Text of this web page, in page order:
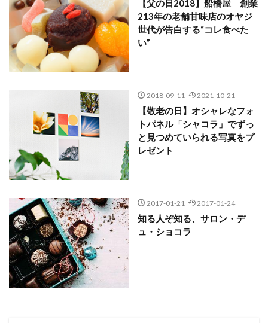
【父の日2018】船橋屋 創業
213年の老舗甘味店のオヤジ
世代が告白する“コレ食べた
い”
2018-09-11 2021-10-21
【敬老の日】オシャレなフォ
トパネル「シャコラ」でずっ
と見つめていられる写真をプ
レゼント
2017-01-21 2017-01-24
知る人ぞ知る、サロン・デ
ュ・ショコラ